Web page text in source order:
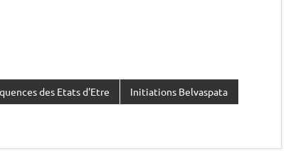
des Etats d'Etre Initiations Belvaspata